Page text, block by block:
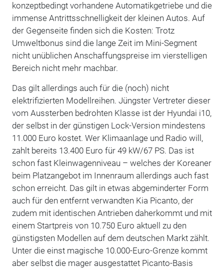
konzeptbedingt vorhandene Automatikgetriebe und die
immense Antrittsschnelligkeit der kleinen Autos. Auf
der Gegenseite finden sich die Kosten: Trotz
Umweltbonus sind die lange Zeit im Mini-Segment
nicht unüblichen Anschaffungspreise im vierstelligen
Bereich nicht mehr machbar.
Das gilt allerdings auch für die (noch) nicht
elektrifizierten Modellreihen. Jüngster Vertreter dieser
vom Aussterben bedrohten Klasse ist der Hyundai i10,
der selbst in der günstigen Lock-Version mindestens
11.000 Euro kostet. Wer Klimaanlage und Radio will,
zahlt bereits 13.400 Euro für 49 kW/67 PS. Das ist
schon fast Kleinwagenniveau – welches der Koreaner
beim Platzangebot im Innenraum allerdings auch fast
schon erreicht. Das gilt in etwas abgeminderter Form
auch für den entfernt verwandten Kia Picanto, der
zudem mit identischen Antrieben daherkommt und mit
einem Startpreis von 10.750 Euro aktuell zu den
günstigsten Modellen auf dem deutschen Markt zählt.
Unter die einst magische 10.000-Euro-Grenze kommt
aber selbst die mager ausgestattet Picanto-Basis